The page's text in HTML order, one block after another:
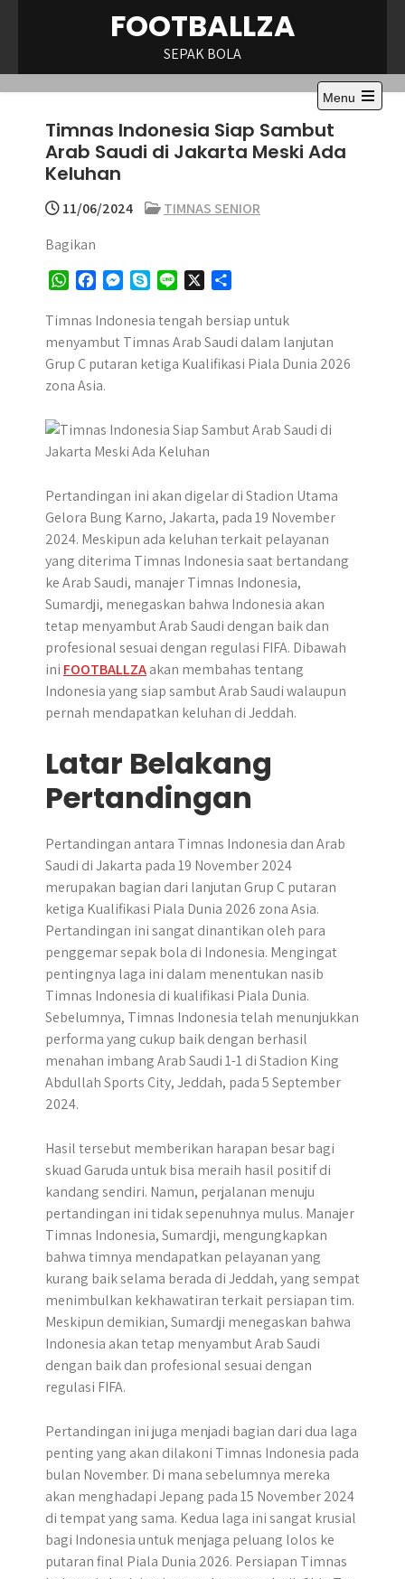
FOOTBALLZA
SEPAK BOLA
Menu
Open
Timnas Indonesia Siap Sambut
Arab Saudi di Jakarta Meski Ada
Keluhan
11/06/2024
TIMNAS SENIOR
Bagikan
W
a
t
s
A
c
e
b
o
M
s
s
e
r
y
p
e
n
e
a
r
e
Timnas Indonesia tengah bersiap untuk
menyambut Timnas Arab Saudi dalam lanjutan
Grup C putaran ketiga Kualifikasi Piala Dunia 2026
zona Asia.
Pertandingan ini akan digelar di Stadion Utama
Gelora Bung Karno, Jakarta, pada 19 November
2024. Meskipun ada keluhan terkait pelayanan
yang diterima Timnas Indonesia saat bertandang
ke Arab Saudi, manajer Timnas Indonesia,
Sumardji, menegaskan bahwa Indonesia akan
tetap menyambut Arab Saudi dengan baik dan
profesional sesuai dengan regulasi FIFA. Dibawah
ini FOOTBALLZAakan membahas tentang
Indonesia yang siap sambut Arab Saudi walaupun
pernah mendapatkan keluhan di Jeddah.
Latar Belakang
Pertandingan
Pertandingan antara Timnas Indonesia dan Arab
Saudi di Jakarta pada 19 November 2024
merupakan bagian dari lanjutan Grup C putaran
ketiga Kualifikasi Piala Dunia 2026 zona Asia.
Pertandingan ini sangat dinantikan oleh para
penggemar sepak bola di Indonesia. Mengingat
pentingnya laga ini dalam menentukan nasib
Timnas Indonesia di kualifikasi Piala Dunia.
Sebelumnya, Timnas Indonesia telah menunjukkan
performa yang cukup baik dengan berhasil
menahan imbang Arab Saudi 1-1 di Stadion King
Abdullah Sports City, Jeddah, pada 5 September
2024.
Hasil tersebut memberikan harapan besar bagi
skuad Garuda untuk bisa meraih hasil positif di
kandang sendiri. Namun, perjalanan menuju
pertandingan ini tidak sepenuhnya mulus. Manajer
Timnas Indonesia, Sumardji, mengungkapkan
bahwa timnya mendapatkan pelayanan yang
kurang baik selama berada di Jeddah, yang sempat
menimbulkan kekhawatiran terkait persiapan tim.
Meskipun demikian, Sumardji menegaskan bahwa
Indonesia akan tetap menyambut Arab Saudi
dengan baik dan profesional sesuai dengan
regulasi FIFA.
Pertandingan ini juga menjadi bagian dari dua laga
penting yang akan dilakoni Timnas Indonesia pada
bulan November. Di mana sebelumnya mereka
akan menghadapi Jepang pada 15 November 2024
di tempat yang sama. Kedua laga ini sangat krusial
bagi Indonesia untuk menjaga peluang lolos ke
putaran final Piala Dunia 2026. Persiapan Timnas